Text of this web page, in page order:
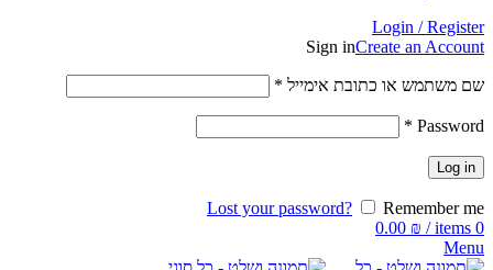
Login / Register
Sign inCreate an Account
שם משתמש או כתובת אימייל *
Password
*
Log in
Lost your password?
Remember me
0
items
/
0.00 ₪
Menu